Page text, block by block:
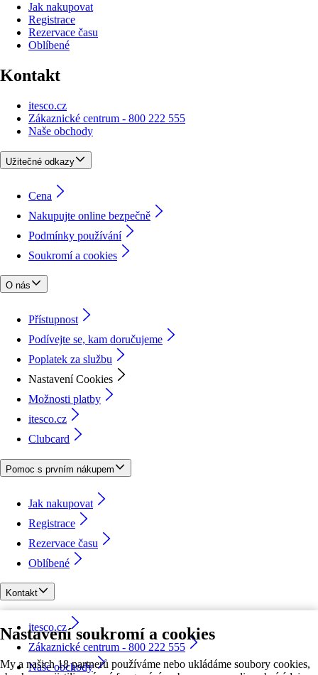
Nastavení soukromí a cookies
My a našich 18 partnerů používáme nebo ukládáme soubory cookies,
Jak nakupovat
Registrace
Rezervace času
Oblíbené
Kontakt
itesco.cz
Zákaznické centrum - 800 222 555
Naše obchody
Užitečné odkazy
Cena
Nakupujte online bezpečně
Podmínky používání
Soukromí a cookies
O nás
Přístupnost
Podívejte se, kam doručujeme
Poplatek za službu
Nastavení Cookies
Možnosti platby
itesco.cz
Clubcard
Pomoc s prvním nákupem
Jak nakupovat
Registrace
Rezervace času
Oblíbené
Kontakt
itesco.cz
Zákaznické centrum - 800 222 555
Naše obchody